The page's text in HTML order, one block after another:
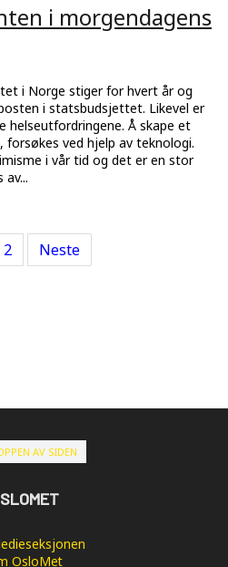
i morgendagens
i Norge stiger for hvert år og
i statsbudsjettet. Likevel er
helseutfordringene. Å skape et
ved hjelp av teknologi.
i vår tid og det er en stor
2 Neste
AV SIDEN
OsloMet